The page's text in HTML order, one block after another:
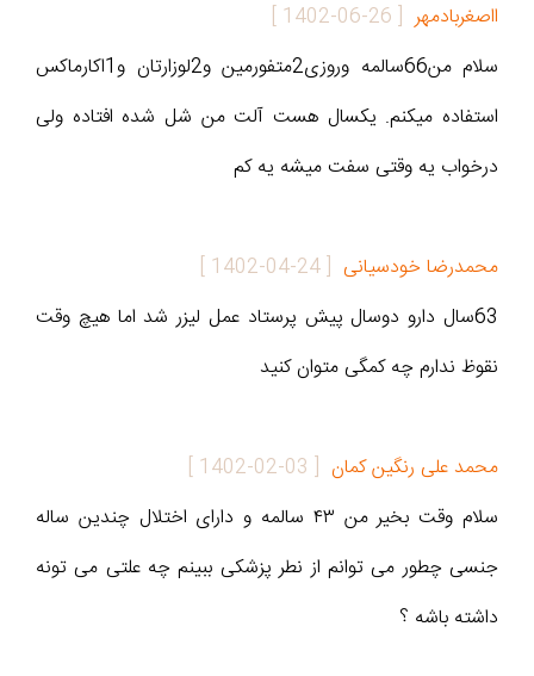
ااصغربادمهر [
1402-06-26
]
سلام من66سالمه وروزی2متفورمین و2لوزارتان و1اکارماکس
استفاده میکنم. یکسال هست آلت من شل شده افتاده ولی
درخواب یه وقتی سفت میشه یه کم
محمدرضا خودسیانی [
1402-04-24
]
63سال دارو دوسال پیش پرستاد عمل لیزر شد اما هیچ وقت
نقوظ ندارم چه کمگی متوان کنید
محمد علی رنگین کمان [
1402-02-03
]
سلام وقت بخیر من ۴۳ سالمه و دارای اختلال چندین ساله
جنسی چطور می توانم از نطر پزشکی ببینم چه علتی می تونه
داشته باشه ؟